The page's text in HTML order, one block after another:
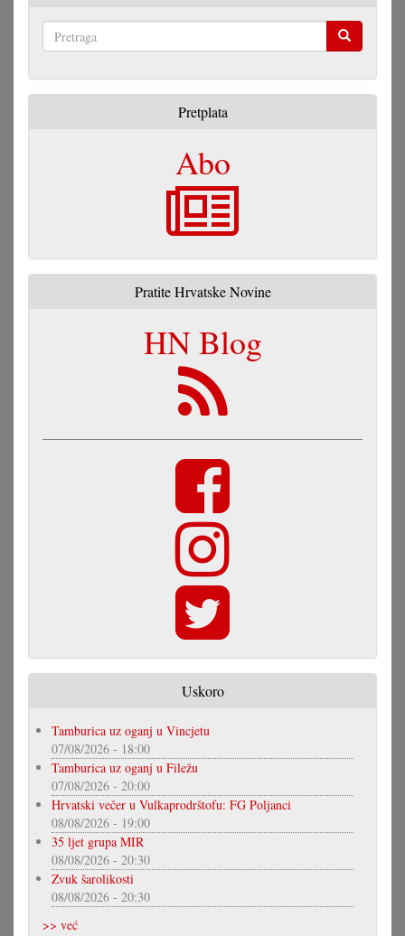
Pretplata
Abo
Pratite Hrvatske Novine
HN Blog
Uskoro
Tamburica uz oganj u Vincjetu
07/08/2026 - 18:00
Tamburica uz oganj u Filežu
07/08/2026 - 20:00
Hrvatski večer u Vulkaprodrštofu: FG Poljanci
08/08/2026 - 19:00
35 ljet grupa MIR
08/08/2026 - 20:30
Zvuk šarolikosti
08/08/2026 - 20:30
>> već